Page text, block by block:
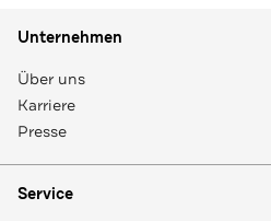
Unternehmen
Über uns
Karriere
Presse
Service